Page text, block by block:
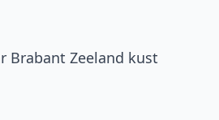
Brabant Zeeland kust